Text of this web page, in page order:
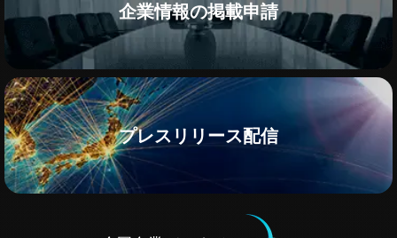
企業情報の掲載申請
プレスリリース配信